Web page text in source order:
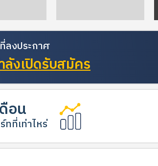
ลงประกาศ
งเปิดรับสมัคร
อน
ทที่เท่าไหร่